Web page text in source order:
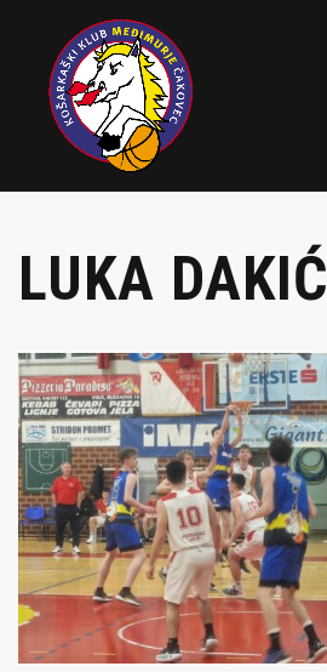
LUKA DAKIĆ